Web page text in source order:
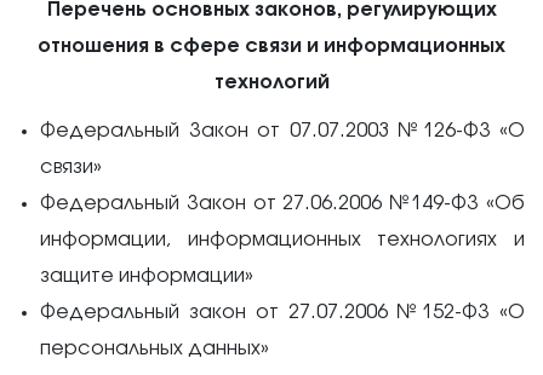
Перечень основных законов, регулирующих
отношения в сфере связи и информационных
технологий
Федеральный Закон от 07.07.2003 №126-ФЗ «О
связи»
Федеральный Закон от 27.06.2006 №149-ФЗ «Об
информации, информационных технологиях и
защите информации»
Федеральный закон от 27.07.2006 №152-ФЗ «О
персональных данных»